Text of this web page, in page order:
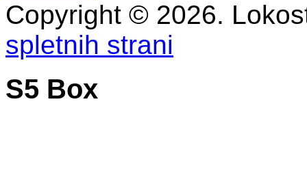
Copyright © 2026.
spletnih strani
S5 Box